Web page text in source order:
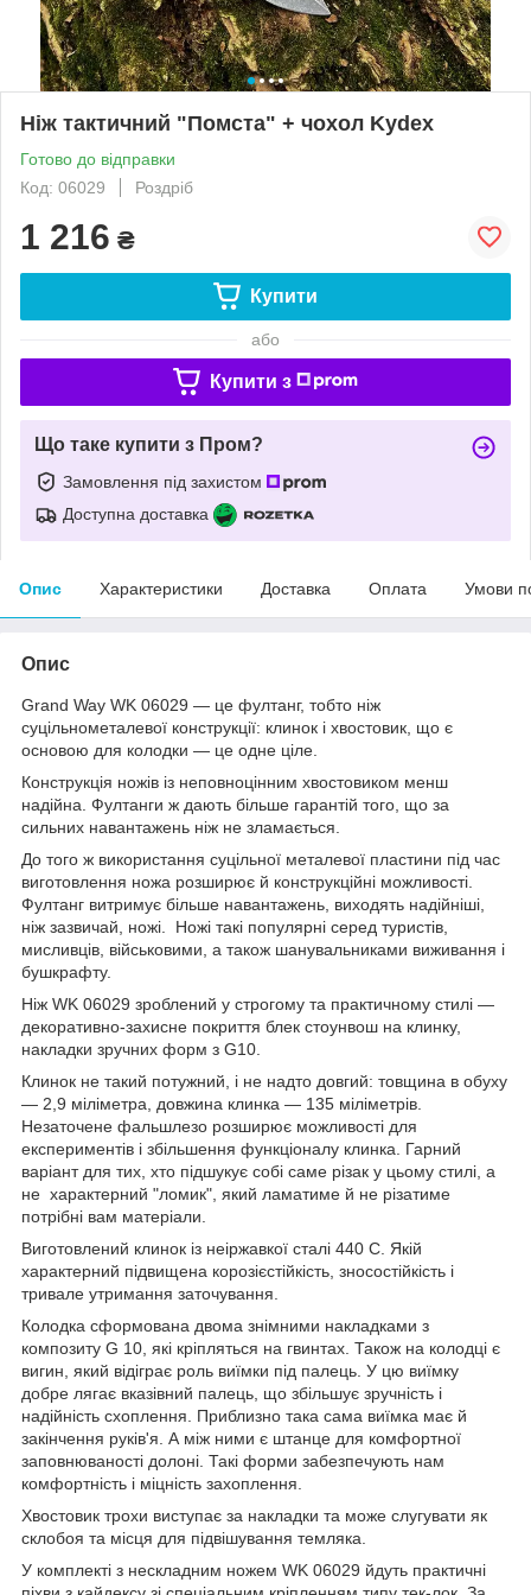
Ніж тактичний "Помста" + чохол Kydex
Готово до відправки
Код: 06029
Роздріб
1 216 ₴
Купити
або
Купити з
Що таке купити з Пром?
Замовлення під захистом
Доступна доставка
Опис Характеристики Доставка Оплата Умови
Опис
Grand Way WK 06029 — це фултанг, тобто ніж
суцільнометалевої конструкції: клинок і хвостовик, що є
основою для колодки — це одне ціле.
Конструкція ножів із неповноцінним хвостовиком менш
надійна. Фултанги ж дають більше гарантій того, що за
сильних навантажень ніж не зламається.
До того ж використання суцільної металевої пластини під час
виготовлення ножа розширює й конструкційні можливості.
Фултанг витримує більше навантажень, виходять надійніші,
ніж зазвичай, ножі. Ножі такі популярні серед туристів,
мисливців, військовими, а також шанувальниками виживання і
бушкрафту.
Ніж WK 06029 зроблений у строгому та практичному стилі —
декоративно-захисне покриття блек стоунвош на клинку,
накладки зручних форм з G10.
Клинок не такий потужний, і не надто довгий: товщина в обуху
— 2,9 міліметра, довжина клинка — 135 міліметрів.
Незаточене фальшлезо розширює можливості для
експериментів і збільшення функціоналу клинка. Гарний
варіант для тих, хто підшукує собі саме різак у цьому стилі, а
не характерний "ломик", який ламатиме й не різатиме
потрібні вам матеріали.
Виготовлений клинок із неіржавкої сталі 440 С. Якій
характерний підвищена корозієстійкість, зносостійкість і
тривале утримання заточування.
Колодка сформована двома знімними накладками з
композиту G 10, які кріпляться на гвинтах. Також на колодці є
вигин, який відіграє роль виїмки під палець. У цю виїмку
добре лягає вказівний палець, що збільшує зручність і
надійність схоплення. Приблизно така сама виїмка має й
закінчення руків'я. А між ними є штанце для комфортної
заповнюваності долоні. Такі форми забезпечують нам
комфортність і міцність захоплення.
Хвостовик трохи виступає за накладки та може слугувати як
склобоя та місця для підвішування темляка.
У комплекті з нескладним ножем WK 06029 йдуть практичні